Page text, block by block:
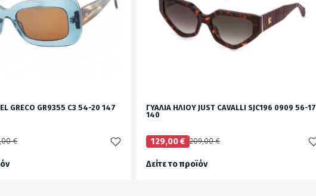
GRECO GR9355 C3 54-20 147
€
ΓΥΑΛΙΑ ΗΛΙΟΥ JUST CAVALLI SJC196 0909 56-17
140
129,00 € 209,00 €
Δείτε το προϊόν